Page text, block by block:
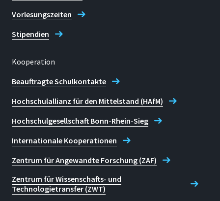
Vorlesungszeiten
Stipendien
Kooperation
Beauftragte Schulkontakte
Hochschulallianz für den Mittelstand (HAfM)
Hochschulgesellschaft Bonn-Rhein-Sieg
Internationale Kooperationen
Zentrum für Angewandte Forschung (ZAF)
Zentrum für Wissenschafts- und
Technologietransfer (ZWT)